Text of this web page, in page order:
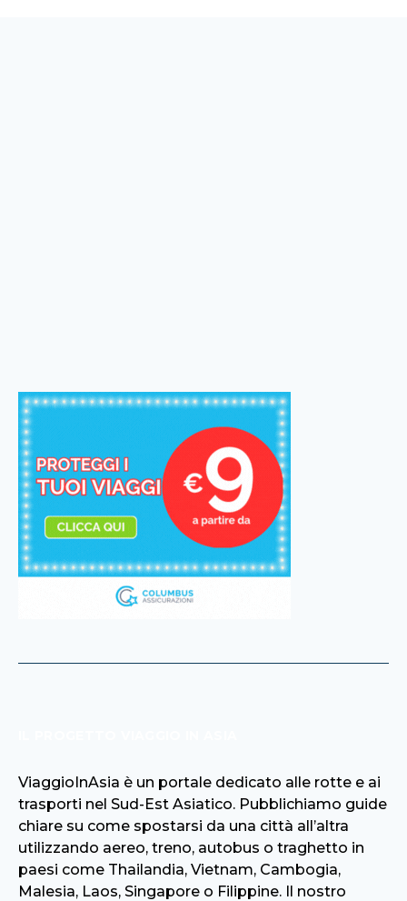
ViaggioInAsia è un portale dedicato alle rotte e ai
trasporti nel Sud-Est Asiatico. Pubblichiamo guide
chiare su come spostarsi da una città all’altra
utilizzando aereo, treno, autobus o traghetto in
paesi come Thailandia, Vietnam, Cambogia,
Malesia, Laos, Singapore o Filippine. Il nostro